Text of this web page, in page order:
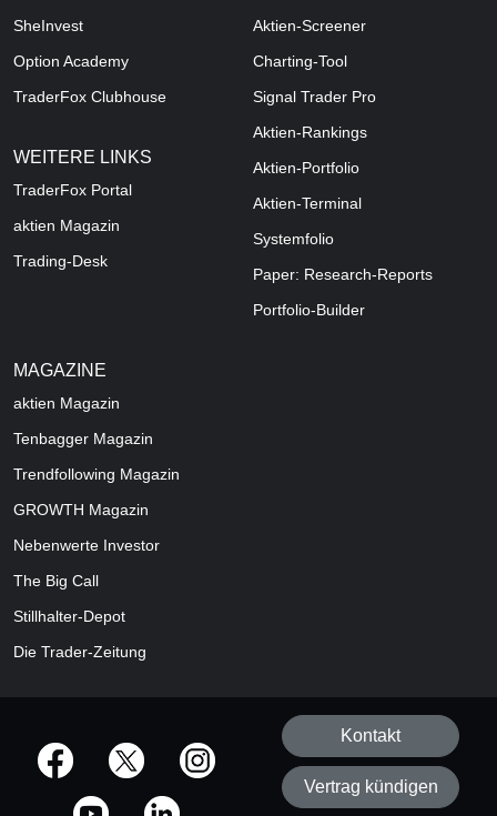
SheInvest
Option Academy
TraderFox Clubhouse
WEITERE LINKS
TraderFox Portal
aktien Magazin
Trading-Desk
Aktien-Screener
Charting-Tool
Signal Trader Pro
Aktien-Rankings
Aktien-Portfolio
Aktien-Terminal
Systemfolio
Paper: Research-Reports
Portfolio-Builder
MAGAZINE
aktien Magazin
Tenbagger Magazin
Trendfollowing Magazin
GROWTH Magazin
Nebenwerte Investor
The Big Call
Stillhalter-Depot
Die Trader-Zeitung
offizielle Social Media-Accounts
Kontakt
Vertrag kündigen